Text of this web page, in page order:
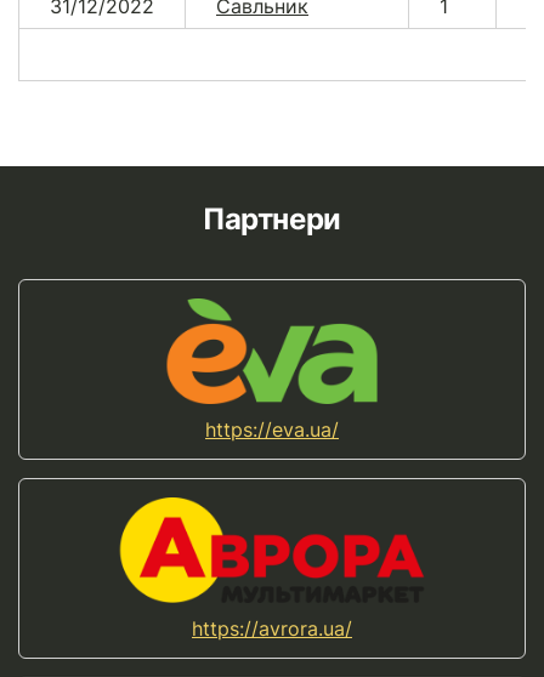
31/12/2022
Савльник 1
Партнери
https://eva.ua/
https://avrora.ua/